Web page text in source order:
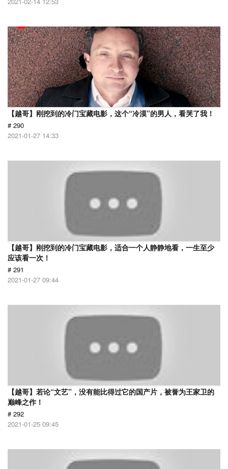
【越哥】刚挖到的冷门宝藏电影，这个“冷漠”的男人，看哭了我！
# 290
2021-01-27 14:33
【越哥】刚挖到的冷门宝藏电影，适合一个人静静地看，一生至少
应该看一次！
# 291
2021-01-27 09:44
【越哥】若论“文艺”，没有能比得过它的国产片，被誉为王家卫的
巅峰之作！
# 292
2021-01-25 09:45